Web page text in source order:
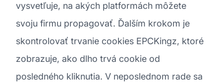
vysvetľuje, na akých platformách môžete
svoju firmu propagovať. Ďalším krokom je
skontrolovať trvanie cookies EPCKingz, ktoré
zobrazuje, ako dlho trvá cookie od
posledného kliknutia. V neposlednom rade sa